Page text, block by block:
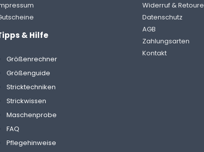
& Hilfe
Größenrechner
Größenguide
Stricktechniken
Strickwissen
Maschenprobe
FAQ
Pflegehinweise
Widerruf & Retoure
Datenschutz
AGB
Zahlungsarten
Kontakt